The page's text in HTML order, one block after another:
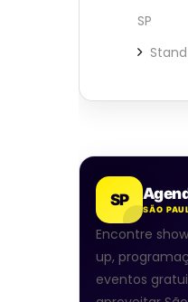
SP
SP
SÃO
Encontre
up,
eventos